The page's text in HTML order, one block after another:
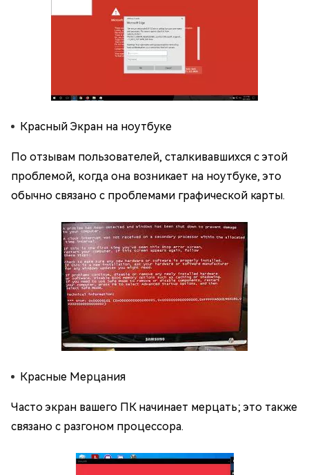
Красный Экран на ноутбуке
По отзывам пользователей, сталкивавшихся с этой
проблемой, когда она возникает на ноутбуке, это
обычно связано с проблемами графической карты.
Красные Мерцания
Часто экран вашего ПК начинает мерцать; это также
связано с разгоном процессора.